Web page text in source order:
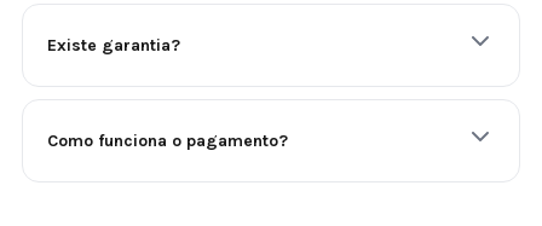
Existe garantia?
Como funciona o pagamento?